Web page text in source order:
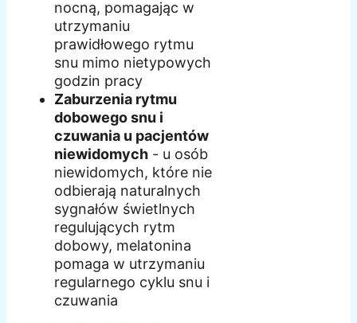
nocną, pomagając w
utrzymaniu
prawidłowego rytmu
snu mimo nietypowych
godzin pracy
Zaburzenia rytmu
dobowego snu i
czuwania u pacjentów
niewidomych - u osób
niewidomych, które nie
odbierają naturalnych
sygnałów świetlnych
regulujących rytm
dobowy, melatonina
pomaga w utrzymaniu
regularnego cyklu snu i
czuwania